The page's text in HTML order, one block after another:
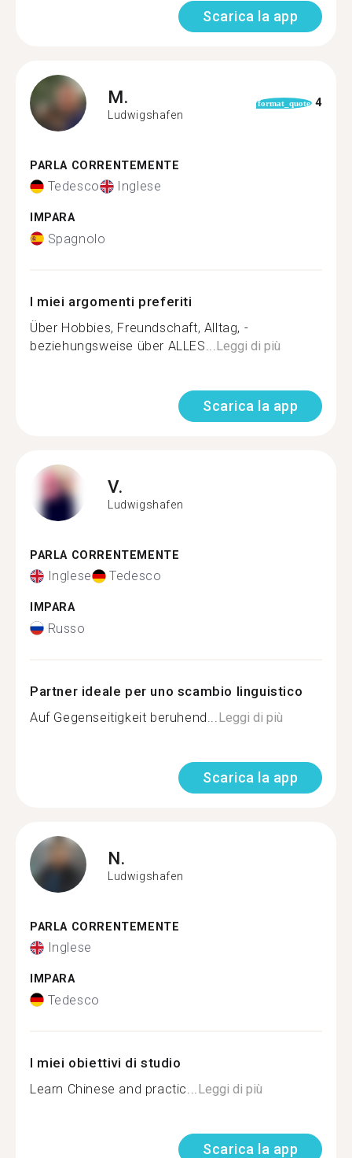
Scarica la app
M.
Ludwigshafen
format_quote 4
PARLA CORRENTEMENTE
Tedesco Inglese
IMPARA
Spagnolo
I miei argomenti preferiti
Über Hobbies, Freundschaft, Alltag, -
beziehungsweise über ALLES... Leggi di più
Scarica la app
V.
Ludwigshafen
PARLA CORRENTEMENTE
Inglese Tedesco
IMPARA
Russo
Partner ideale per uno scambio linguistico
Auf Gegenseitigkeit beruhend... Leggi di più
Scarica la app
N.
Ludwigshafen
PARLA CORRENTEMENTE
Inglese
IMPARA
Tedesco
I miei obiettivi di studio
Learn Chinese and practic... Leggi di più
Scarica la app